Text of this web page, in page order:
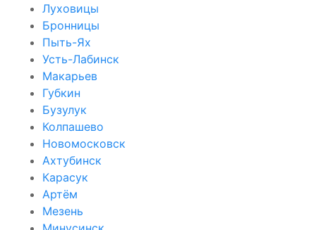
Луховицы
Бронницы
Пыть-Ях
Усть-Лабинск
Макарьев
Губкин
Бузулук
Колпашево
Новомосковск
Ахтубинск
Карасук
Артём
Мезень